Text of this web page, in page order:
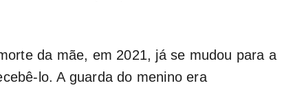
da mãe, em 2021, já se mudou para a
lo. A guarda do menino era